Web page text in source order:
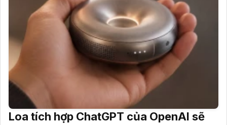
Loa tích hợp ChatGPT của OpenAI sẽ